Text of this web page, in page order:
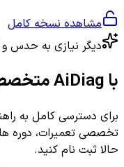
مشاهده نسخه کامل
دیگر نیازی به حدس
با AiDiag متخصص عیب یابی خودرو شوید
برای دسترسی کامل به
تخصصی تعمیرات، دوره
حالا ثبت نام کنید.